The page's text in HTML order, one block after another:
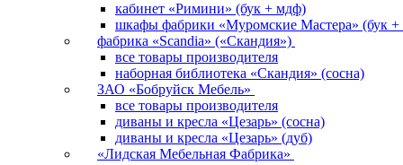
кабинет «Римини» (бук + мдф)
шкафы фабрики «Муромские Мастера» (бук
фабрика «Scandia» («Скандия»)
все товары производителя
наборная библиотека «Скандия» (сосна)
ЗАО «Бобруйск Мебель»
все товары производителя
диваны и кресла «Цезарь» (сосна)
диваны и кресла «Цезарь» (дуб)
«Лидская Мебельная Фабрика»